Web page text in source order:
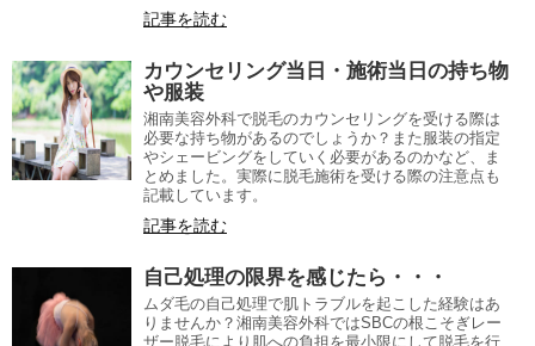
記事を読む
カウンセリング当日・施術当日の持ち物
や服装
湘南美容外科で脱毛のカウンセリングを受ける際は
必要な持ち物があるのでしょうか？また服装の指定
やシェービングをしていく必要があるのかなど、ま
とめました。実際に脱毛施術を受ける際の注意点も
記載しています。
記事を読む
自己処理の限界を感じたら・・・
ムダ毛の自己処理で肌トラブルを起こした経験はあ
りませんか？湘南美容外科ではSBCの根こそぎレー
ザー脱毛により肌への負担を最小限にして脱毛を行